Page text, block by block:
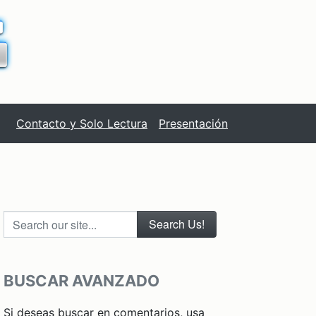
Contacto y Solo Lectura Presentación
Search our site...
BUSCAR AVANZADO
Si deseas buscar en comentarios, usa